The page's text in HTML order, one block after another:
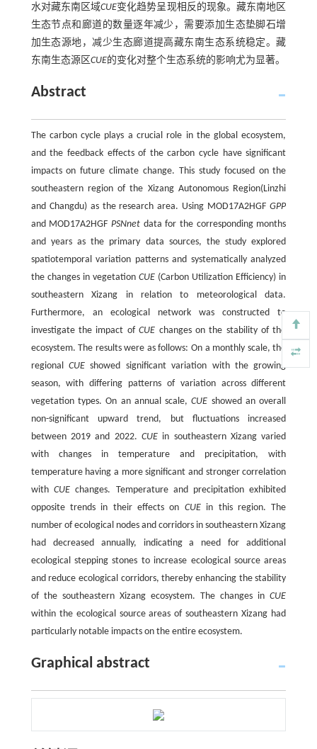
水对藏东南区域CUE变化趋势呈现相反的现象。藏东南地区
生态节点和廊道的数量逐年减少，需要添加生态垫脚石增
加生态源地，减少生态廊道提高藏东南生态系统稳定。藏
东南生态源区CUE的变化对整个生态系统的影响尤为显著。
Abstract
The carbon cycle plays a crucial role in the global ecosystem,
and the feedback effects of the carbon cycle have significant
impacts on future climate change. This study focused on the
southeastern region of the Xizang Autonomous Region(Linzhi
and Changdu) as the research area. Using MOD17A2HGFGPP
and MOD17A2HGF PSNnetdata for the corresponding months
and years as the primary data sources, the study explored
spatiotemporal variation patterns and systematically analyzed
the changes in vegetation CUE (Carbon Utilization Efficiency) in
southeastern Xizang in relation to meteorological data.
Furthermore, an ecological network was constructed to
investigate the impact ofCUE changes on the stability of the
ecosystem. The results were as follows: On a monthly scale, the
regional CUE showed significant variation with the growing
season, with differing patterns of variation across different
vegetation types. On an annual scale,CUE showed an overall
non-significant upward trend, but fluctuations increased
between 2019 and 2022. CUE in southeastern Xizang varied
with changes in temperature and precipitation, with
temperature having a more significant and stronger correlation
with CUEchanges. Temperature and precipitation exhibited
opposite trends in their effects on CUEin this region. The
number of ecological nodes and corridors in southeastern Xizang
had decreased annually, indicating a need for additional
ecological stepping stones to increase ecological source areas
and reduce ecological corridors, thereby enhancing the stability
of the southeastern Xizang ecosystem. The changes inCUE
within the ecological source areas of southeastern Xizang had
particularly notable impacts on the entire ecosystem.
Graphical abstract